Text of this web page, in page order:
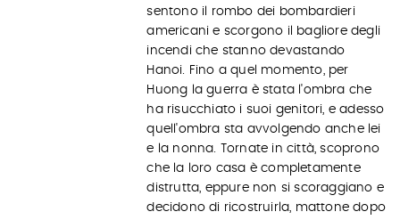
sentono il rombo dei bombardieri
americani e scorgono il bagliore degli
incendi che stanno devastando
Hanoi. Fino a quel momento, per
Huong la guerra è stata l'ombra che
ha risucchiato i suoi genitori, e adesso
quell'ombra sta avvolgendo anche lei
e la nonna. Tornate in città, scoprono
che la loro casa è completamente
distrutta, eppure non si scoraggiano e
decidono di ricostruirla, mattone dopo